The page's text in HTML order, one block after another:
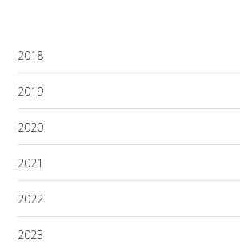
2018
2019
2020
2021
2022
2023